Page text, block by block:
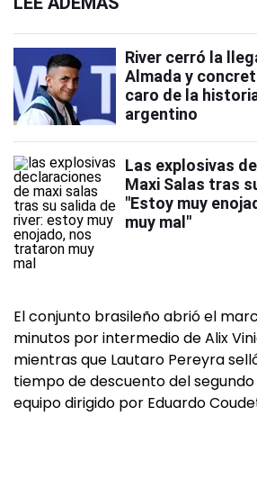
River cerró la
Almada y
caro de la
argentino
Las explosivas
Maxi Salas tras
"Estoy muy
muy mal"
El conjunto brasileño abrió el
minutos por intermedio de Alix
mientras que Lautaro Pereyra
tiempo de descuento del
equipo dirigido por Eduardo